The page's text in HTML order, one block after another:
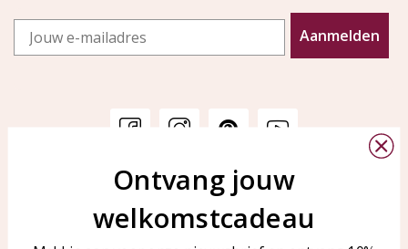
Email
Aanmelden
Veelgestelde vragen
Sieraden onderhouden
KAYA Sieraden
Bellen of WhatsApp Ma-Vr
tussen 09:00-17:00
Ontvang jouw
welkomstcadeau